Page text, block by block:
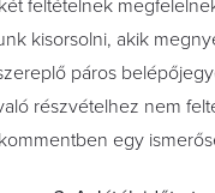
feltételnek
kisorsolni, akik
páros
részvételhez nem
egy